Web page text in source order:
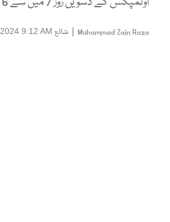
Muhammad Zain Raza
| شائع 9:12 AM